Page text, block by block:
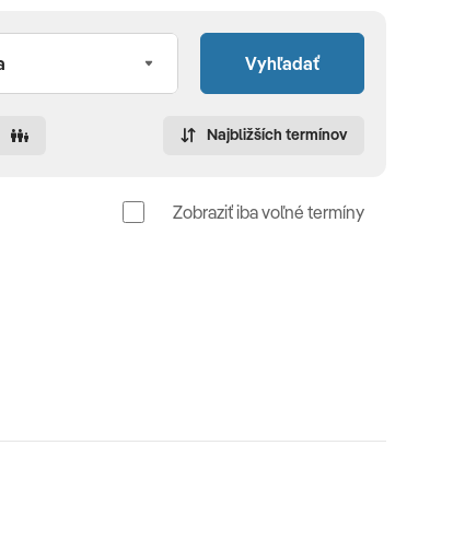
Vyhľadať
Najbližších termínov
Zobraziť iba voľné termíny